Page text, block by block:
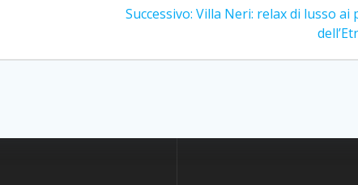
Successivo: Articolo
Villa Neri: relax di lusso ai